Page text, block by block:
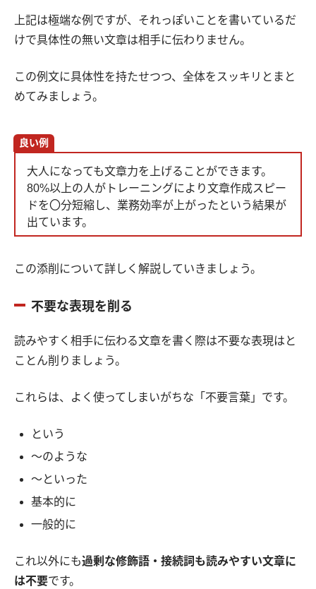
上記は極端な例ですが、それっぽいことを書いているだ
けで具体性の無い文章は相手に伝わりません。
この例文に具体性を持たせつつ、全体をスッキリとまと
めてみましょう。
良い例
大人になっても文章力を上げることができます。
80%以上の人がトレーニングにより文章作成スピー
ドを〇分短縮し、業務効率が上がったという結果が
出ています。
この添削について詳しく解説していきましょう。
不要な表現を削る
読みやすく相手に伝わる文章を書く際は不要な表現はと
ことん削りましょう。
これらは、よく使ってしまいがちな「不要言葉」です。
という
〜のような
〜といった
基本的に
一般的に
これ以外にも過剰な修飾語・接続詞も読みやすい文章に
は不要です。